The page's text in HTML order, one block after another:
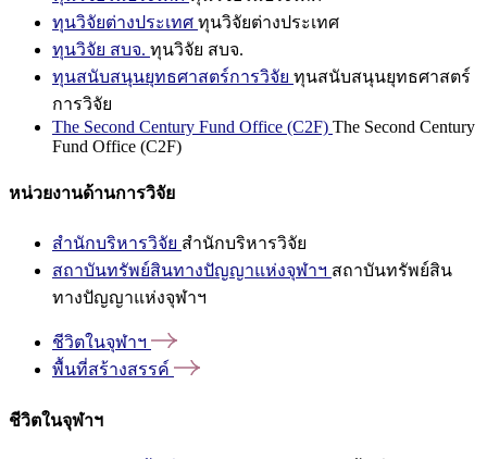
ทุนวิจัยต่างประเทศ ทุนวิจัยต่างประเทศ
ทุนวิจัย สบจ. ทุนวิจัย สบจ.
ทุนสนับสนุนยุทธศาสตร์การวิจัย ทุนสนับสนุนยุทธศาสตร์
การวิจัย
The Second Century Fund Office (C2F) The Second Century
Fund Office (C2F)
หน่วยงานด้านการวิจัย
สำนักบริหารวิจัย สำนักบริหารวิจัย
สถาบันทรัพย์สินทางปัญญาแห่งจุฬาฯ สถาบันทรัพย์สิน
ทางปัญญาแห่งจุฬาฯ
ชีวิตในจุฬาฯ
พื้นที่สร้างสรรค์
ชีวิตในจุฬาฯ